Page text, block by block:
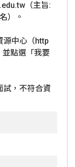
（主旨:
）。
源中心（http
點選「我要
試，不符合資